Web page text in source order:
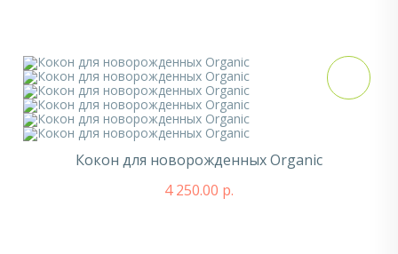
Кокон для новорожденных Organic
4 250.00 р.